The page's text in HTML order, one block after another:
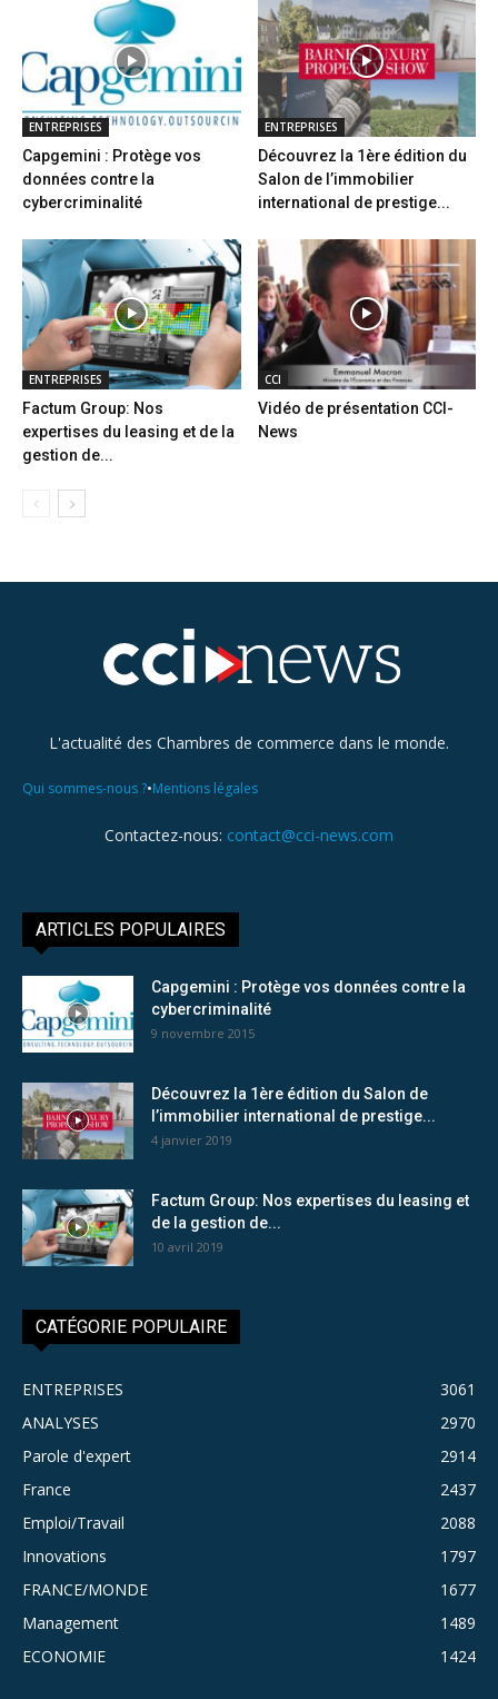
ENTREPRISES
Capgemini : Protège vos
données contre la
cybercriminalité
ENTREPRISES
Découvrez la 1ère édition du
Salon de l’immobilier
international de prestige...
ENTREPRISES
Factum Group: Nos
expertises du leasing et de la
gestion de...
CCI
Vidéo de présentation CCI-
News
L'actualité des Chambres de commerce dans le monde.
Qui sommes-nous ?•Mentions légales
Contactez-nous: contact@cci-news.com
ARTICLES POPULAIRES
Capgemini : Protège vos données contre la
cybercriminalité
9 novembre 2015
Découvrez la 1ère édition du Salon de
l’immobilier international de prestige...
4 janvier 2019
Factum Group: Nos expertises du leasing et
de la gestion de...
10 avril 2019
CATÉGORIE POPULAIRE
ENTREPRISES
3061
ANALYSES
2970
Parole d'expert
2914
France
2437
Emploi/Travail
2088
Innovations
1797
FRANCE/MONDE
1677
Management
1489
ECONOMIE
1424